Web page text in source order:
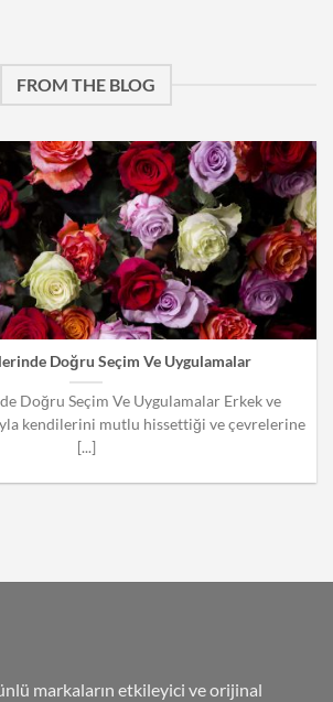
FROM THE BLOG
Doğru Seçim Ve Uygulamalar
Doğru Seçim Ve Uygulamalar Erkek ve
kendilerini mutlu hissettiği ve çevrelerine
[...]
markaların etkileyici ve orijinal